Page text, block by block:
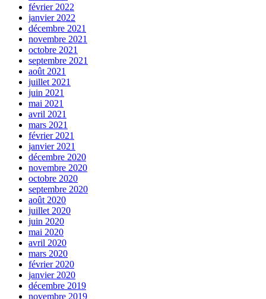
février 2022
janvier 2022
décembre 2021
novembre 2021
octobre 2021
septembre 2021
août 2021
juillet 2021
juin 2021
mai 2021
avril 2021
mars 2021
février 2021
janvier 2021
décembre 2020
novembre 2020
octobre 2020
septembre 2020
août 2020
juillet 2020
juin 2020
mai 2020
avril 2020
mars 2020
février 2020
janvier 2020
décembre 2019
novembre 2019